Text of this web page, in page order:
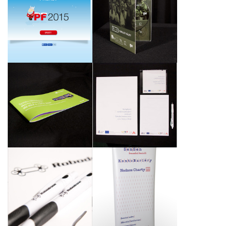
Animované vánoční PF
2015 pro společnost
Proact Czech Republic,
s.r.o.
Návrh a zhotovení DVD
– Obrazy války pro
Ústav pro studium
totalitních režimů
„Systém Windows, ako
ho poznáte, ale ešte o
niečo lepší“ pro
Microsoft Slovakia
Návrhy a realizace
materiálů pro Fakultní
nemocnici u sv. Anny
v Brně
Návrhy a zpracování
materiálů pro
společnost Robodrone
Industries s.r.o.
Prezentační stojan pro
nadaci Konto Bariéry